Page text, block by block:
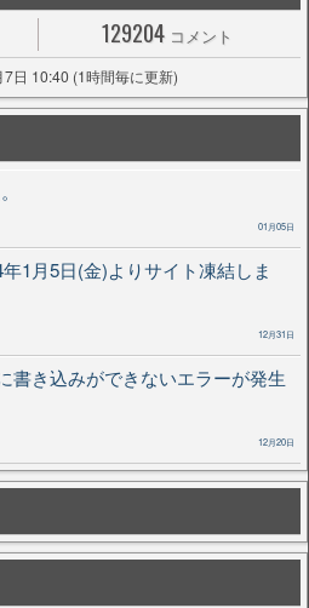
129204 コメント
日 10:40 (1時間毎に更新)
01月05日
年1月5日(金)よりサイト凍結しま
12月31日
書き込みができないエラーが発生
12月20日